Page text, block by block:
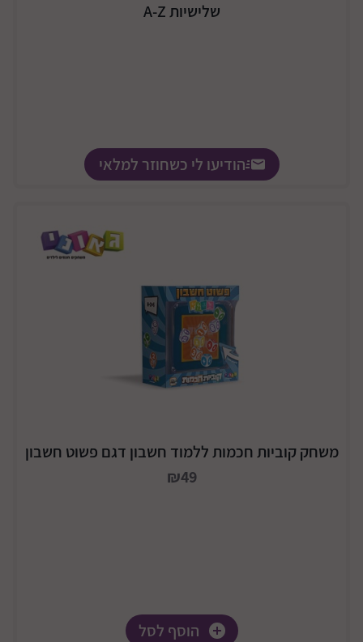
שלישיות A-Z
הודיעו לי כשחוזר למלאי
משחק קוביות חכמות ללמוד חשבון דגם פשוט חשבון
₪49
הוסף לסל